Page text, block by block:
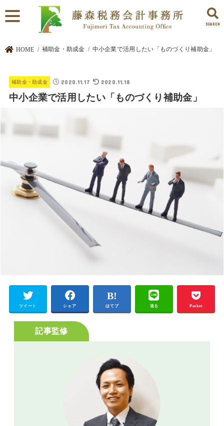
SEARCH
HOME 補助金・助成金 中小企業で活用したい「ものづくり補助金」
補助金・助成金 2020.11.17 2020.11.18
中小企業で活用したい「ものづくり補助金」
ツイート シェア はてブ 送る Pocket
記事監修